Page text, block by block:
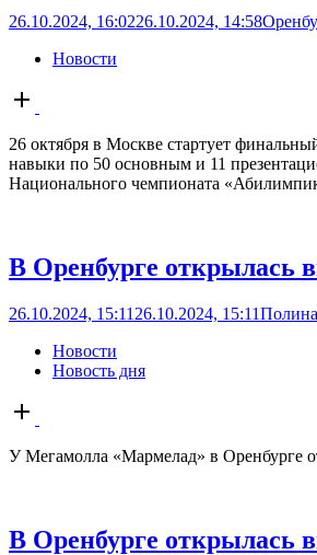
26.10.2024, 16:0226.10.2024, 14:58
Новости
Open
post
26 октября в Москве стартует
навыки по 50 основным и 11
Национального чемпионата
В Оренбурге открылась
26.10.2024, 15:11 26.10.2024, 15:11
Новости
Новость дня
Open
post
У Мегамолла «Мармелад» в Оренбурге
В Оренбурге открылась